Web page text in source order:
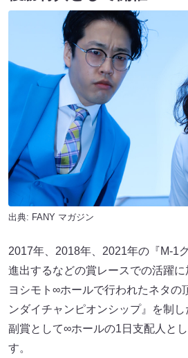
出典: FANY マガジン
2017年、2018年、2021年の『M-1
進出するなどの賞レースでの活躍
ヨシモト∞ホールで行われたネタの
ンダイチャンピオンシップ』を制
副賞として∞ホールの1日支配人と
す。